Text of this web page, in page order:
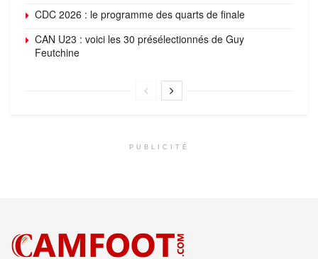
CDC 2026 : le programme des quarts de finale
CAN U23 : voici les 30 présélectionnés de Guy
Feutchine
PUBLICITÉ